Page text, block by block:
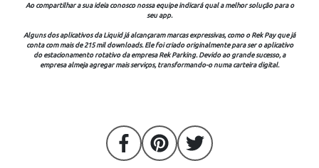
Ao compartilhar a sua ideia conosco nossa equipe indicará qual a melhor solução para o
seu app.
Alguns dos aplicativos da Liquid já alcançaram marcas expressivas, como o Rek Pay que já
conta com mais de 215 mil downloads. Ele foi criado originalmente para ser o aplicativo
do estacionamento rotativo da empresa Rek Parking. Devido ao grande sucesso, a
empresa almeja agregar mais serviços, transformando-o numa carteira digital.